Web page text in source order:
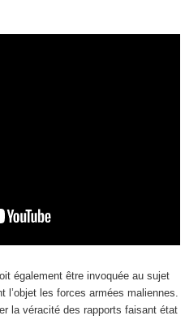
également être invoquée au sujet
l’objet les forces armées maliennes.
la véracité des rapports faisant état